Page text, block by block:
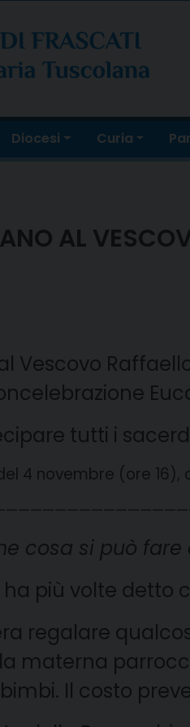
Diocesi Curia
AL
Vescovo
tutti i
4 novembre (ore 16),
cosa si può
più volte detto
regalare
materna
Il costo